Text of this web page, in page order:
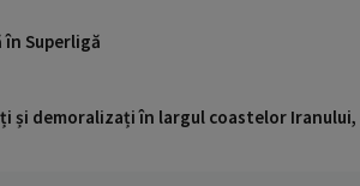
în Superligă
și demoralizați în largul coastelor